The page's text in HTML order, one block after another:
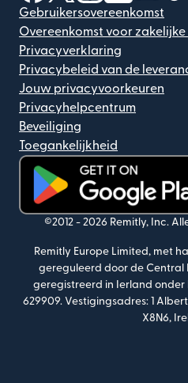
Gebruikersovereenkomst
Overeenkomst voor
Privacyverklaring
Privacybeleid van de
Jouw privacyvoorkeuren
Privacyhelpcentrum
Beveiliging
Toegankelijkheid
(wordt geopend in een
©2012 - 2026 Remitly, Inc.
Remitly Europe Limited, met
gereguleerd door de Central
geregistreerd in Ierland
629909. Vestigingsadres: 1
X8N6,